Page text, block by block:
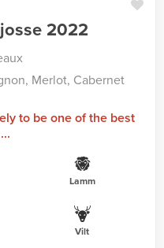
2022
Merlot, Cabernet
to be one of the best
Lamm
Vilt